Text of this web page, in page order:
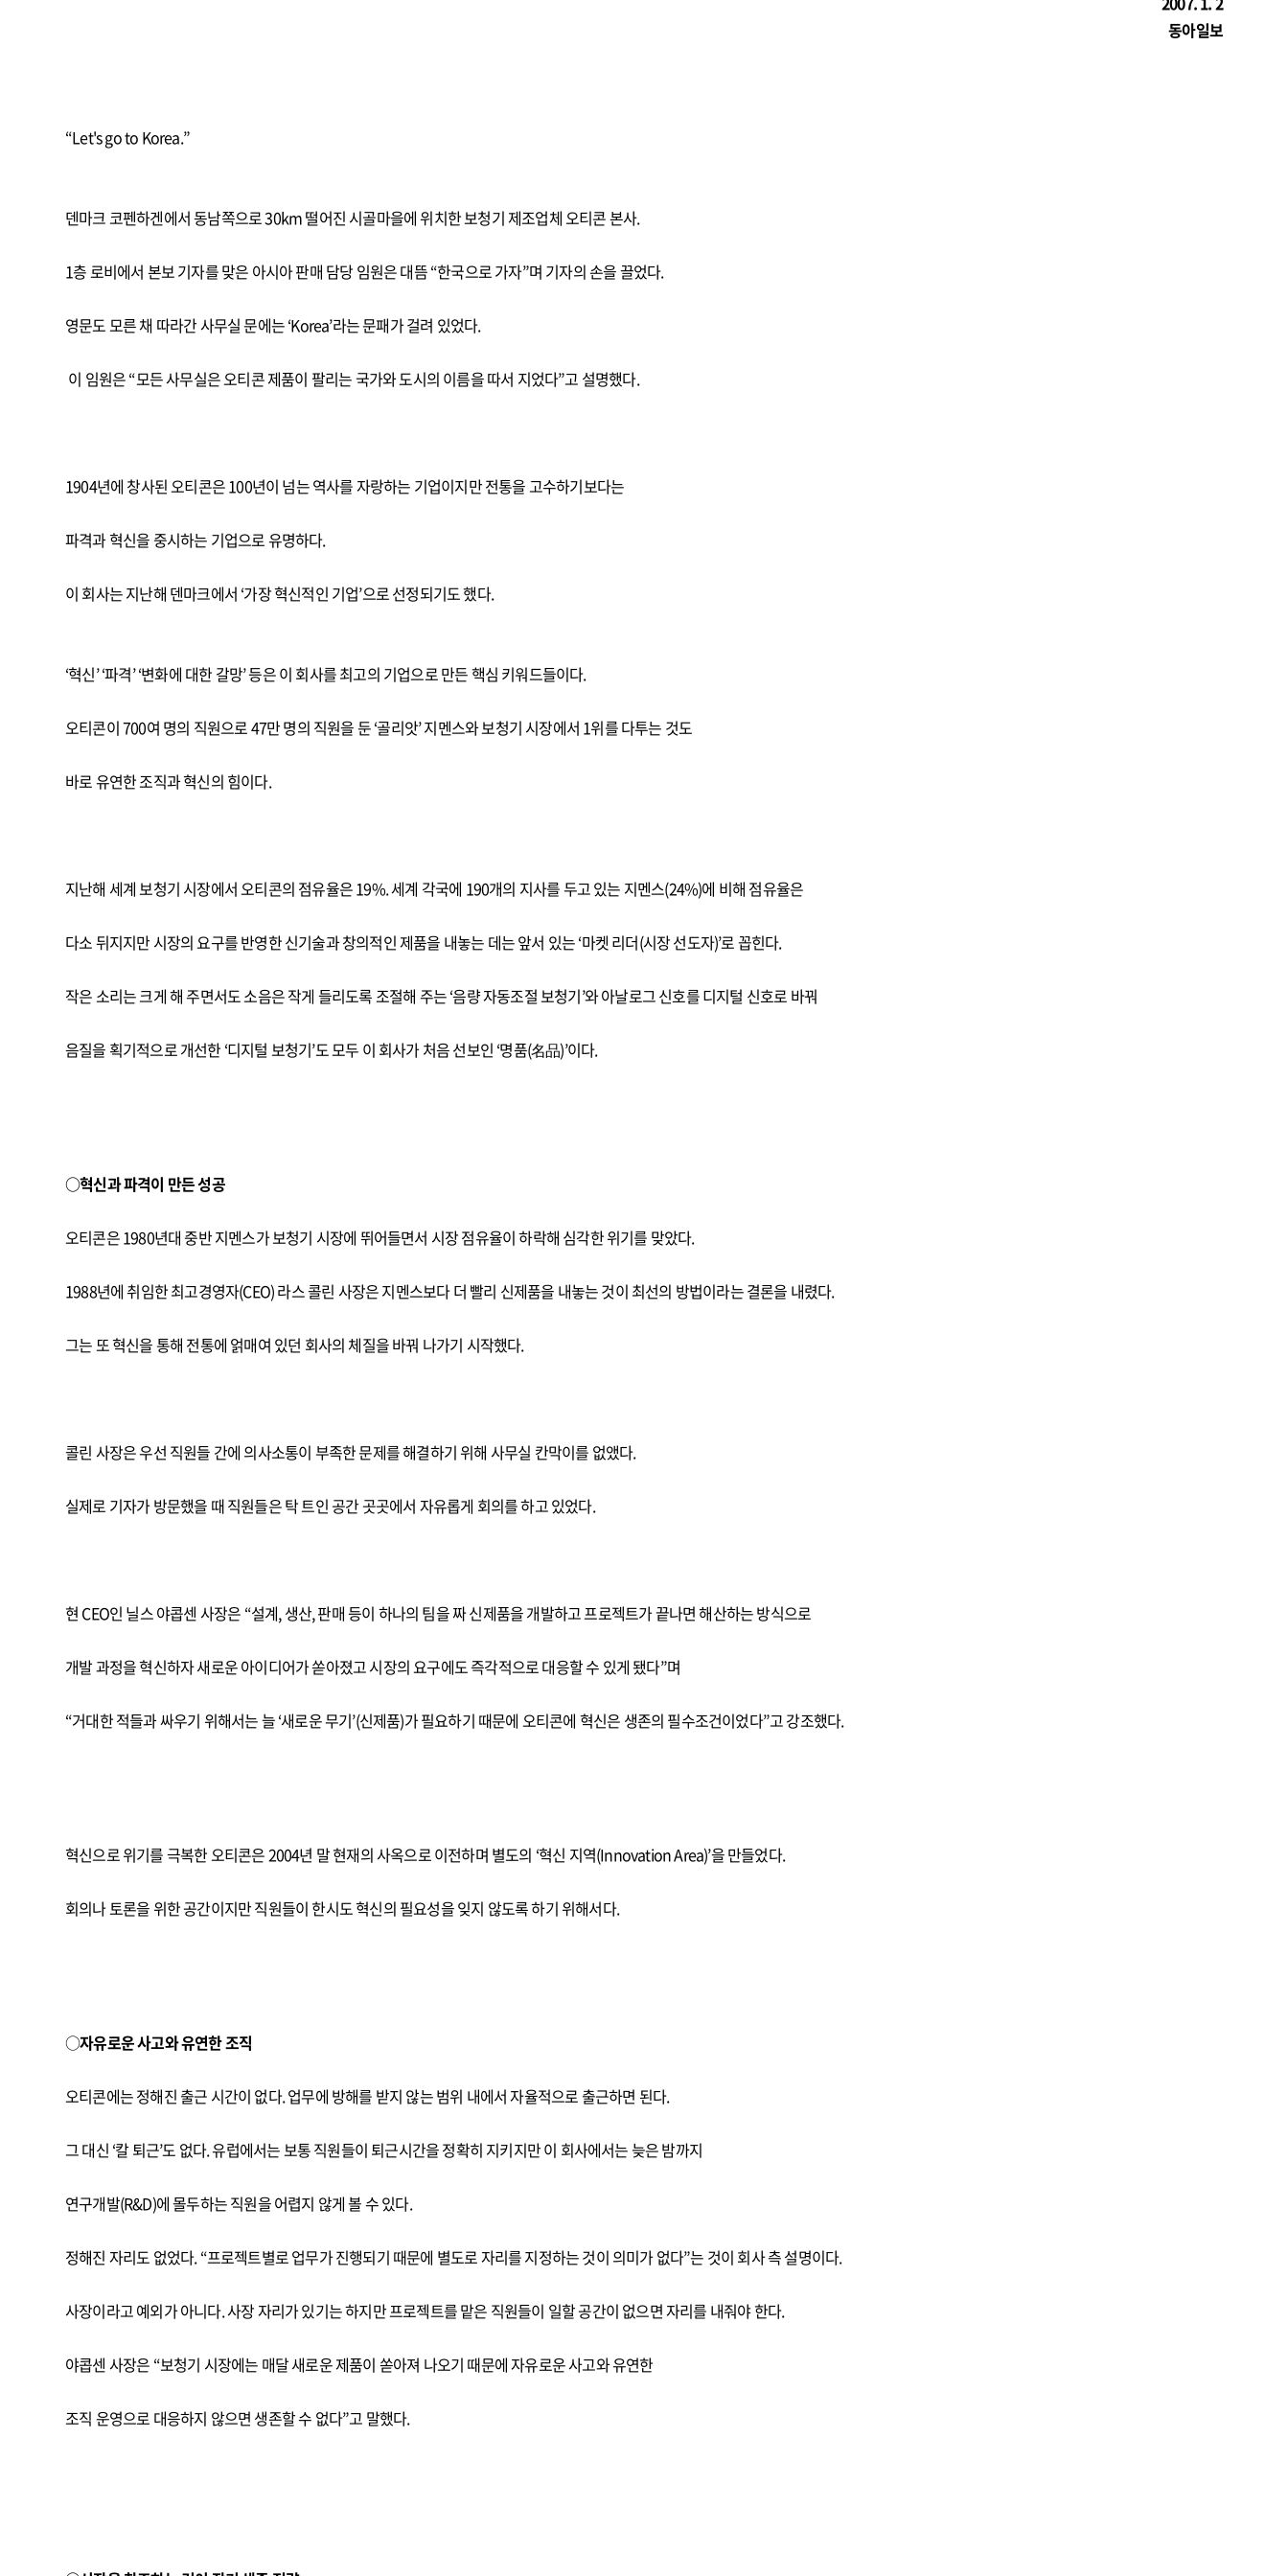
동아일보
“Let's go to Korea.”
덴마크 코펜하겐에서 동남쪽으로 30km 떨어진 시골마을에 위치한 보청기 제조업체 오티콘 본사.
1층 로비에서 본보 기자를 맞은 아시아 판매 담당 임원은 대뜸 “한국으로 가자”며 기자의 손을 끌었다.
영문도 모른 채 따라간 사무실 문에는 ‘Korea’라는 문패가 걸려 있었다.
이 임원은 “모든 사무실은 오티콘 제품이 팔리는 국가와 도시의 이름을 따서 지었다”고 설명했다.
1904년에 창사된 오티콘은 100년이 넘는 역사를 자랑하는 기업이지만 전통을 고수하기보다는
파격과 혁신을 중시하는 기업으로 유명하다.
이 회사는 지난해 덴마크에서 ‘가장 혁신적인 기업’으로 선정되기도 했다.
‘혁신’ ‘파격’ ‘변화에 대한 갈망’ 등은 이 회사를 최고의 기업으로 만든 핵심 키워드들이다.
오티콘이 700여 명의 직원으로 47만 명의 직원을 둔 ‘골리앗’ 지멘스와 보청기 시장에서 1위를 다투는 것도
바로 유연한 조직과 혁신의 힘이다.
지난해 세계 보청기 시장에서 오티콘의 점유율은 19%. 세계 각국에 190개의 지사를 두고 있는 지멘스(24%)에 비해 점유율은
다소 뒤지지만 시장의 요구를 반영한 신기술과 창의적인 제품을 내놓는 데는 앞서 있는 ‘마켓 리더(시장 선도자)’로 꼽힌다.
작은 소리는 크게 해 주면서도 소음은 작게 들리도록 조절해 주는 ‘음량 자동조절 보청기’와 아날로그 신호를 디지털 신호로 바꿔
음질을 획기적으로 개선한 ‘디지털 보청기’도 모두 이 회사가 처음 선보인 ‘명품(名品)’이다.
○혁신과 파격이 만든 성공
오티콘은 1980년대 중반 지멘스가 보청기 시장에 뛰어들면서 시장 점유율이 하락해 심각한 위기를 맞았다.
1988년에 취임한 최고경영자(CEO) 라스 콜린 사장은 지멘스보다 더 빨리 신제품을 내놓는 것이 최선의 방법이라는 결론을 내렸다.
그는 또 혁신을 통해 전통에 얽매여 있던 회사의 체질을 바꿔 나가기 시작했다.
콜린 사장은 우선 직원들 간에 의사소통이 부족한 문제를 해결하기 위해 사무실 칸막이를 없앴다.
실제로 기자가 방문했을 때 직원들은 탁 트인 공간 곳곳에서 자유롭게 회의를 하고 있었다.
현 CEO인 닐스 야콥센 사장은 “설계, 생산, 판매 등이 하나의 팀을 짜 신제품을 개발하고 프로젝트가 끝나면 해산하는 방식으로
개발 과정을 혁신하자 새로운 아이디어가 쏟아졌고 시장의 요구에도 즉각적으로 대응할 수 있게 됐다”며
“거대한 적들과 싸우기 위해서는 늘 ‘새로운 무기’(신제품)가 필요하기 때문에 오티콘에 혁신은 생존의 필수조건이었다”고 강조했다.
혁신으로 위기를 극복한 오티콘은 2004년 말 현재의 사옥으로 이전하며 별도의 ‘혁신 지역(Innovation Area)’을 만들었다.
회의나 토론을 위한 공간이지만 직원들이 한시도 혁신의 필요성을 잊지 않도록 하기 위해서다.
○자유로운 사고와 유연한 조직
오티콘에는 정해진 출근 시간이 없다. 업무에 방해를 받지 않는 범위 내에서 자율적으로 출근하면 된다.
그 대신 ‘칼 퇴근’도 없다. 유럽에서는 보통 직원들이 퇴근시간을 정확히 지키지만 이 회사에서는 늦은 밤까지
연구개발(R&D)에 몰두하는 직원을 어렵지 않게 볼 수 있다.
정해진 자리도 없었다. “프로젝트별로 업무가 진행되기 때문에 별도로 자리를 지정하는 것이 의미가 없다”는 것이 회사 측 설명이다.
사장이라고 예외가 아니다. 사장 자리가 있기는 하지만 프로젝트를 맡은 직원들이 일할 공간이 없으면 자리를 내줘야 한다.
야콥센 사장은 “보청기 시장에는 매달 새로운 제품이 쏟아져 나오기 때문에 자유로운 사고와 유연한
조직 운영으로 대응하지 않으면 생존할 수 없다”고 말했다.